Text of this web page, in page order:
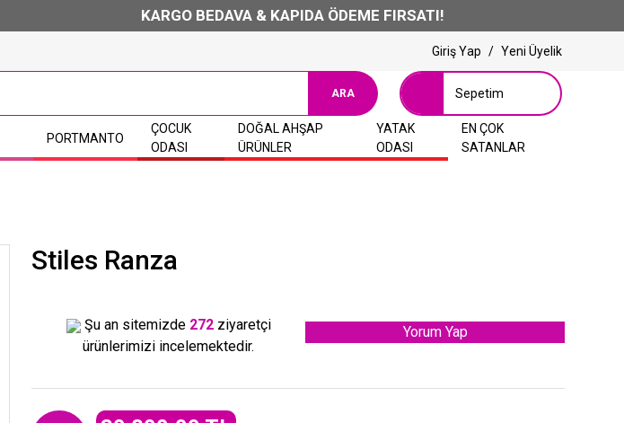
KARGO BEDAVA & KAPIDA ÖDEME FIRSATI!
Giriş Yap / Yeni Üyelik
ARA Sepetim
PORTMANTO
ÇOCUK
ODASI
DOĞAL AHŞAP
ÜRÜNLER
YATAK
ODASI
EN ÇOK
SATANLAR
Stiles Ranza
Şu an sitemizde 272 ziyaretçi
ürünlerimizi incelemektedir.
Yorum Yap